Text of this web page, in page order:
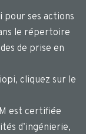
pour ses actions
le répertoire
de prise en
cliquez sur le
est certifiée
d’ingénierie,